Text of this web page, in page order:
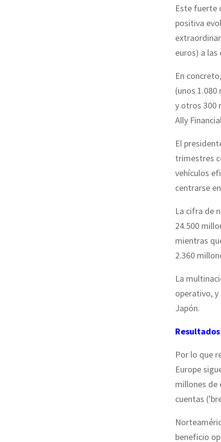
Este fuerte
positiva
euros) a las
En
(unos
y otros 300
Ally
El
trimestres
vehículos
centrarse
La cifra de
24.500
mientras
2.360
La
operativo,
Japón.
Por lo que
Europe
millones de
cuentas
beneficio